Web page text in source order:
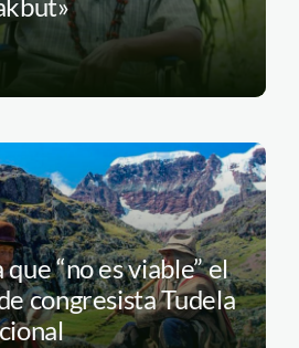
“no es viable” el
congresista Tudela